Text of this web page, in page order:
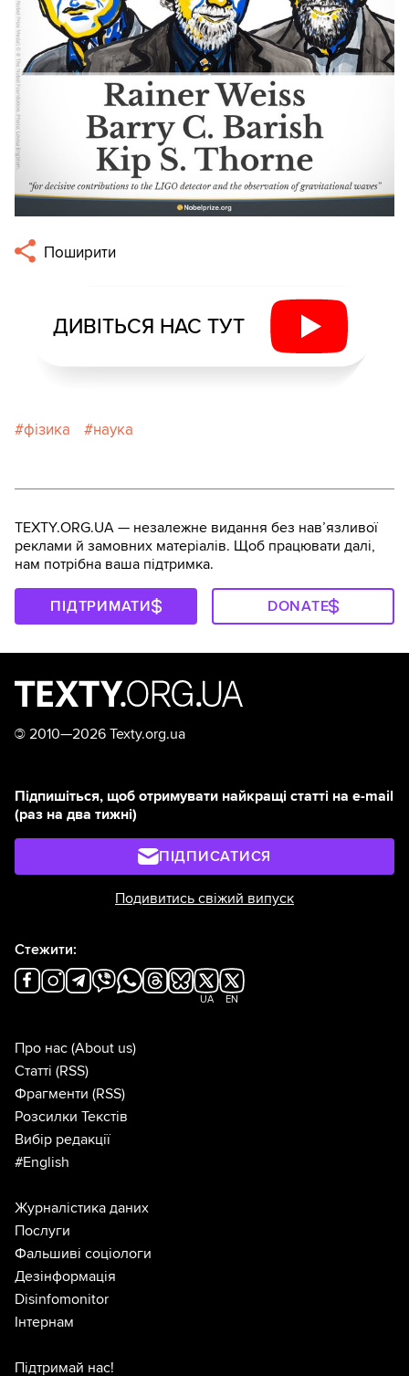
Поширити
ДИВІТЬСЯ НАС ТУТ
фізика наука
TEXTY.ORG.UA — незалежне видання без навʼязливої
реклами й замовних матеріалів. Щоб працювати далі,
нам потрібна ваша підтримка.
ПІДТРИМАТИ DONATE
© 2010—2026 Texty.org.ua
Підпишіться, щоб отримувати найкращі статті на e-mail
(раз на два тижні)
ПІДПИСАТИСЯ
Подивитись свіжий випуск
Стежити:
UA EN
Про нас (About us)
Статті (RSS)
Фрагменти (RSS)
Розсилки Текстів
Вибір редакції
#English
Журналістика даних
Послуги
Фальшиві соціологи
Дезінформація
Disinfomonitor
Інтернам
Підтримай нас!